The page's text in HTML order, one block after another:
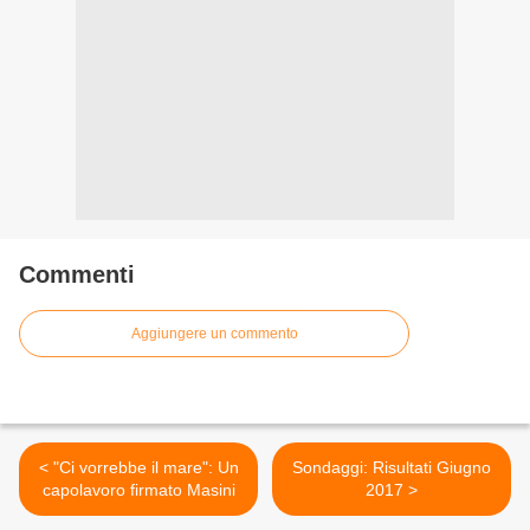
Commenti
Aggiungere un commento
< "Ci vorrebbe il mare": Un
capolavoro firmato Masini
Sondaggi: Risultati Giugno
2017 >